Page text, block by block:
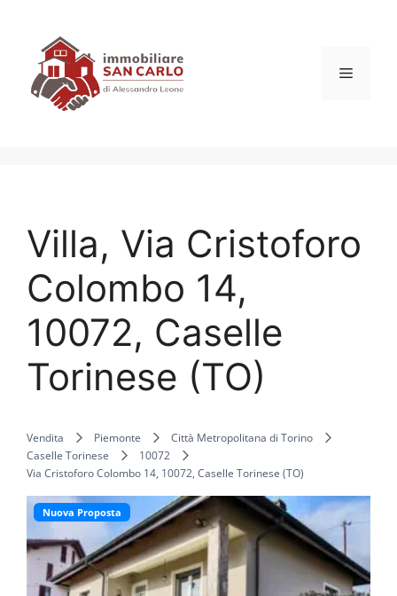
contenuto
Menu
Villa, Via Cristoforo
Colombo 14,
10072, Caselle
Torinese (TO)
Vendita Piemonte
Città Metropolitana di Torino
Caselle Torinese
10072
Via Cristoforo Colombo 14, 10072, Caselle Torinese (TO)
Nuova Proposta